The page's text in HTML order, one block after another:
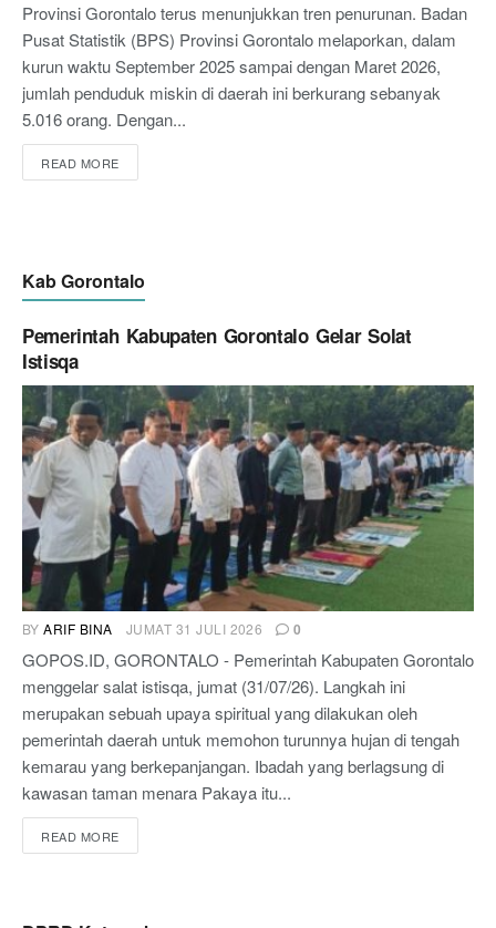
Provinsi Gorontalo terus menunjukkan tren penurunan. Badan
Pusat Statistik (BPS) Provinsi Gorontalo melaporkan, dalam
kurun waktu September 2025 sampai dengan Maret 2026,
jumlah penduduk miskin di daerah ini berkurang sebanyak
5.016 orang. Dengan...
READ MORE
Kab Gorontalo
Pemerintah Kabupaten Gorontalo Gelar Solat
Istisqa
BY ARIF BINA JUMAT 31 JULI 2026 0
GOPOS.ID, GORONTALO - Pemerintah Kabupaten Gorontalo
menggelar salat istisqa, jumat (31/07/26). Langkah ini
merupakan sebuah upaya spiritual yang dilakukan oleh
pemerintah daerah untuk memohon turunnya hujan di tengah
kemarau yang berkepanjangan. Ibadah yang berlagsung di
kawasan taman menara Pakaya itu...
READ MORE